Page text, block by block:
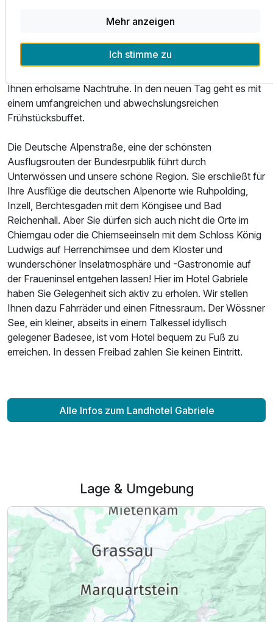
Ausstattung
Für 6 Tage p.P. ab 1.000,00 €
Einzelzimmer
1 Erwachsenen
Ausstattung
Zusatznächte
Für 6 Tage
und weitab von jedem Verkehrslärm. Es grenzt unmittelbar
an saftige Wiesen und bunte Mischwälder. Umstehende
Häuser sind reine Wohnbebauung mit großen Gärten. Nur
wenige Schritte vor der Haustür erleben Sie reine Natur.
Ihnen erholsame Nachtruhe. In den neuen Tag geht es mit
einem umfangreichen und abwechslungsreichen
Frühstücksbuffet.
Die Deutsche Alpenstraße, eine der schönsten
Ausflugsrouten der Bundesrpublik führt durch
Unterwössen und unsere schöne Region. Sie erschließt für
Ihre Ausflüge die deutschen Alpenorte wie Ruhpolding,
Inzell, Berchtesgaden mit dem Köngisee und Bad
Reichenhall. Aber Sie dürfen sich auch nicht die Orte im
Chiemgau oder die Chiemseeinseln mit dem Schloss König
Ludwigs auf Herrenchimsee und dem Kloster und
wunderschöner Inselatmosphäre und -Gastronomie auf
der Fraueninsel entgehen lassen! Hier im Hotel Gabriele
haben Sie Gelegenheit sich aktiv zu erholen. Wir stellen
Ihnen dazu Fahrräder und einen Fitnessraum. Der Wössner
See, ein kleiner, abseits in einem Talkessel idyllisch
gelegener Badesee, ist vom Hotel bequem zu Fuß zu
erreichen. In dessen Freibad zahlen Sie keinen Eintritt.
Alle Infos zum Landhotel Gabriele
Lage & Umgebung
Mehr anzeigen
Ich stimme zu